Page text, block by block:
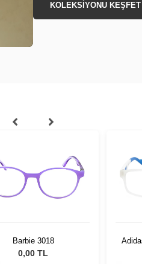
KOLEKSİYONU KEŞFET
Barbie 3018
0,00 TL